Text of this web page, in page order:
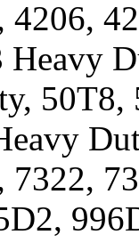
4206,
50T8,
7322,